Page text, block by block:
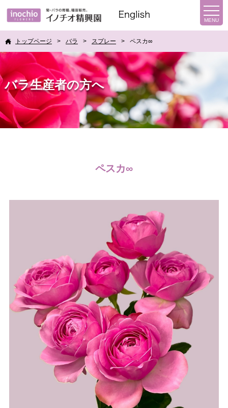
トップページ バラ スプレー ペスカ∞
バラ生産者の方へ
ペスカ∞